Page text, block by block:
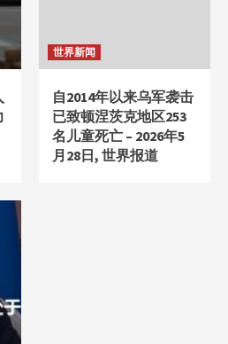
世界新闻
自2014年以来乌军袭击
已致顿涅茨克地区253
名儿童死亡 – 2026年5
月28日, 世界报道